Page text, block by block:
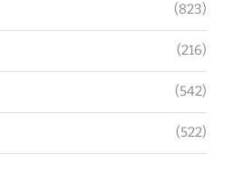
(823)
(216)
(542)
(522)